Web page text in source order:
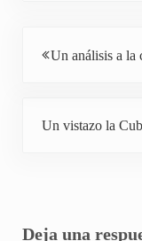
Un análisis a la
Un vistazo la
Deja una